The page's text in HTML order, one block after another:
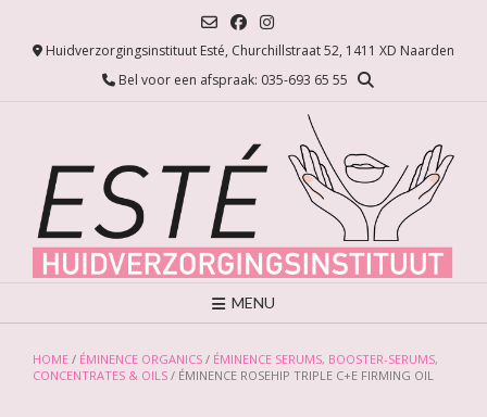
Huidverzorgingsinstituut Esté, Churchillstraat 52, 1411 XD Naarden
Bel voor een afspraak: 035-693 65 55
MENU
HOME / ÉMINENCE ORGANICS / ÉMINENCE SERUMS, BOOSTER-SERUMS,
CONCENTRATES & OILS / ÉMINENCE ROSEHIP TRIPLE C+E FIRMING OIL